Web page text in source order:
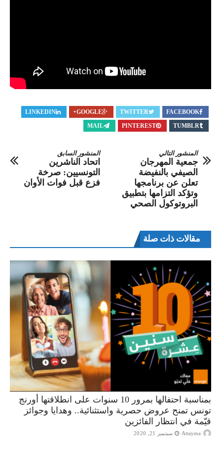
FACEBOOK
TWITTER
GOOGLE+
LINKEDIN
TUMBLR
PINTEREST
MAIL
المنشور السابق
اتحاد الناشرين
التونسيين: صرخة
فزع قبل فوات الأوان
المنشور التالي
جمعية المهرجان
الصيفي بالنفيضة
تعلن عن برنامجها
وتؤكد التزامها بتطبيق
البروتوكول الصحي
مقالات ذات صلة
بمناسبة احتفالها بمرور 10 سنوات على انطلاقتها أورنج
تونس تمنح عروض حصرية واستثنائية.. وهدايا وجوائز
قيّمة في انتظار الفائزين
Attayma سبتمبر 21, 2020